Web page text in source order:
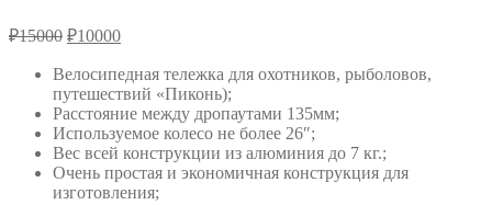
₽15000 Первоначальная
составляла
₽15000.
₽10000Текущая
₽10000.
Велосипедная тележка для охотников, рыболовов,
путешествий «Пиконь);
Расстояние между дропаутами 135мм;
Используемое колесо не более 26″;
Вес всей конструкции из алюминия до 7 кг.;
Очень простая и экономичная конструкция для
изготовления;